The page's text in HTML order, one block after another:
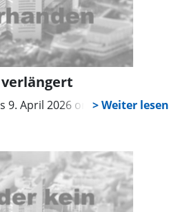
9. April 2026 online einreichen